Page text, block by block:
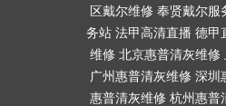
区戴尔维修 奉贤戴尔服
务站 法甲高清直播 德甲
维修 北京惠普清灰维修
广州惠普清灰维修 深圳
惠普清灰维修 杭州惠普